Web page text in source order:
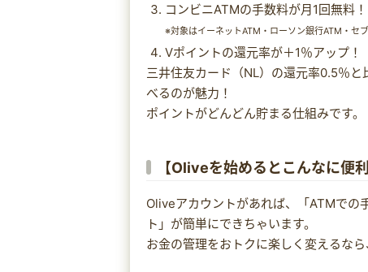
コンビニATMの手数料が月1回無料！
※対象はイーネットATM・ローソン銀行ATM・セブ
Vポイントの還元率が＋1％アップ！
三井住友カード（NL）の還元率0.5％
べるのが魅力！
ポイントがどんどん貯まる仕組みです。
【Oliveを始めるとこんなに便利
Oliveアカウントがあれば、「ATMでの
ト」が簡単にできちゃいます。
お金の管理をおトクに楽しく変えるな